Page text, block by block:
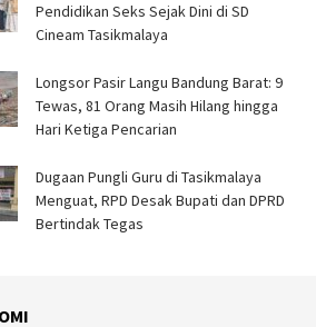
Pendidikan Seks Sejak Dini di SD
Cineam Tasikmalaya
Longsor Pasir Langu Bandung Barat: 9
Tewas, 81 Orang Masih Hilang hingga
Hari Ketiga Pencarian
Dugaan Pungli Guru di Tasikmalaya
Menguat, RPD Desak Bupati dan DPRD
Bertindak Tegas